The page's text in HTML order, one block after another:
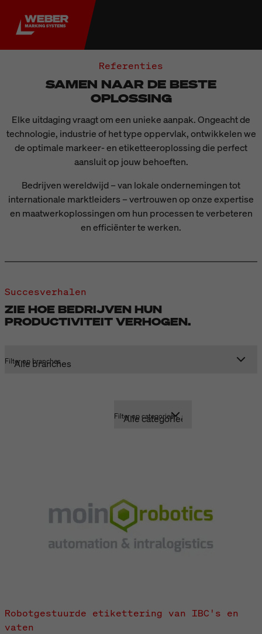
Referenties
SAMEN NAAR DE BESTE
OPLOSSING
Elke uitdaging vraagt om een unieke aanpak. Ongeacht de
technologie, industrie of het type oppervlak, ontwikkelen we
de optimale markeer- en etiketteeroplossing die perfect
aansluit op jouw behoeften.
Bedrijven wereldwijd – van lokale ondernemingen tot
internationale marktleiders – vertrouwen op onze expertise
en maatwerkoplossingen om hun processen te verbeteren
en efficiënter te werken.
Succesverhalen
ZIE HOE BEDRIJVEN HUN
PRODUCTIVITEIT VERHOGEN.
Filter op branches
Filter op categorieën
Robotgestuurde etikettering van IBC's en
vaten